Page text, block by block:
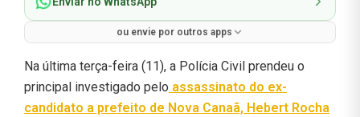
ou envie por outros apps
Na última terça-feira (11), a Polícia Civil prendeu o
principal investigado pelo assassinato do ex-
candidato a prefeito de Nova Canaã, Hebert Rocha